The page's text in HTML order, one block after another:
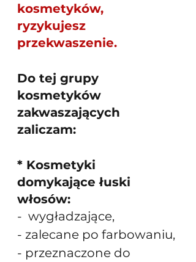
kosmetyków,
ryzykujesz
przekwaszenie.
Do tej grupy
kosmetyków
zakwaszających
zaliczam:
* Kosmetyki
domykające łuski
włosów:
-  wygładzające,
- zalecane po farbowaniu,
- przeznaczone do